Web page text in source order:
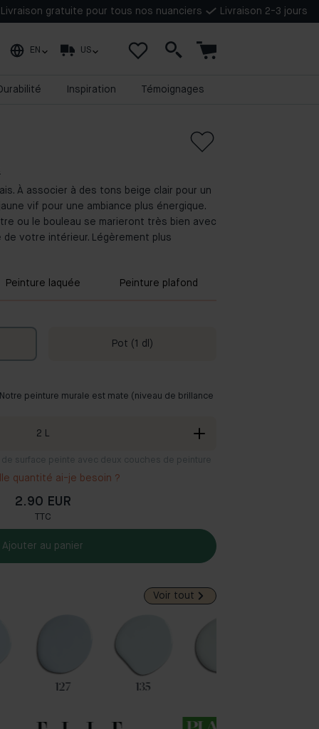
Livraison gratuite pour tous nos nuanciers Livraison 2-3 jours
EN US
Inspiration Témoignages
À associer à des tons beige clair pour un
vif pour une ambiance plus énergique.
ou le bouleau se marieront très bien avec
votre intérieur. Légèrement plus
Peinture laquée Peinture plafond
Pot (1 dl)
peinture murale est mate (niveau de brillance
2 L
de surface peinte avec deux couches de peinture
quantité ai-je besoin ?
2.90 EUR
TTC
Ajouter au panier
Voir tout
127 135